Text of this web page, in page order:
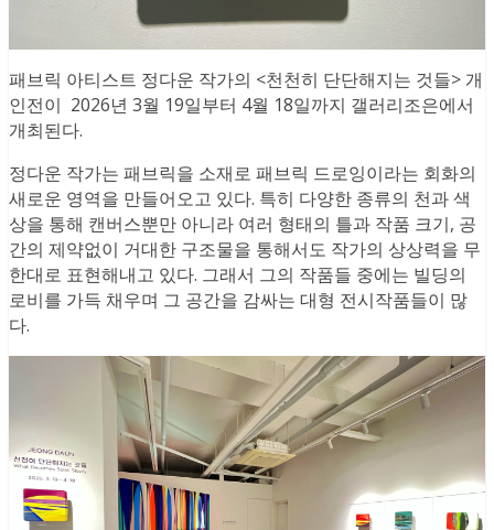
패브릭 아티스트 정다운 작가의 <천천히 단단해지는 것들> 개
인전이 2026년 3월 19일부터 4월 18일까지 갤러리조은에서
개최된다.
정다운 작가는 패브릭을 소재로 패브릭 드로잉이라는 회화의
새로운 영역을 만들어오고 있다. 특히 다양한 종류의 천과 색
상을 통해 캔버스뿐만 아니라 여러 형태의 틀과 작품 크기, 공
간의 제약없이 거대한 구조물을 통해서도 작가의 상상력을 무
한대로 표현해내고 있다. 그래서 그의 작품들 중에는 빌딩의
로비를 가득 채우며 그 공간을 감싸는 대형 전시작품들이 많
다.